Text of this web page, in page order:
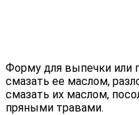
Форму для выпечки или
смазать ее маслом,
смазать их маслом,
пряными травами.